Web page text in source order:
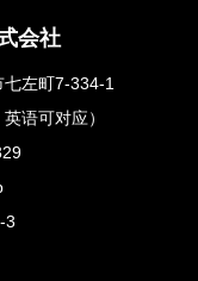
会社
左町7-334-1
语可对应）
3